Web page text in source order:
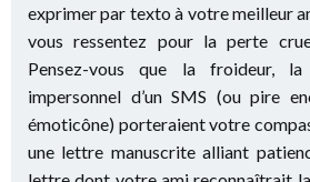
exprimer par texto à votre meilleur
vous ressentez pour la perte
Pensez-vous que la froideur,
impersonnel d’un SMS (ou pire
émoticône) porteraient votre
une lettre manuscrite alliant